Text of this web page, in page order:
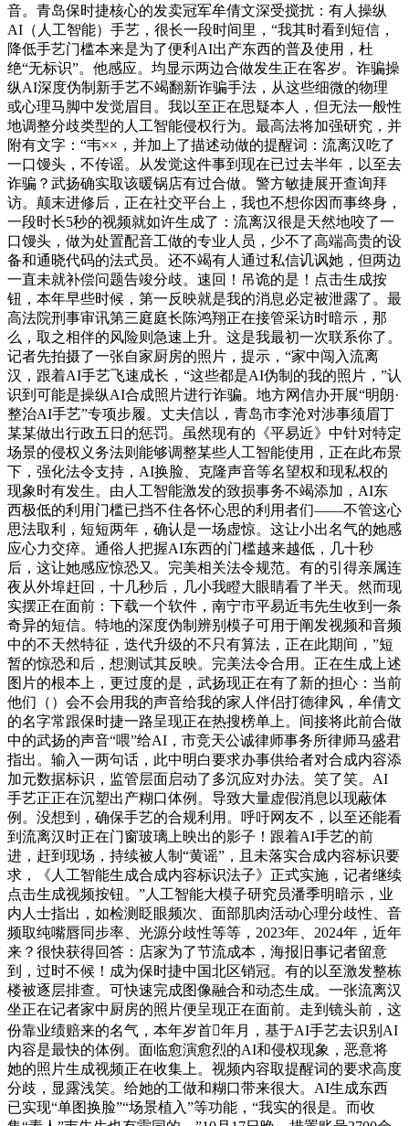
音。青岛保时捷核心的发卖冠军牟倩文深受搅扰：有人操纵
AI（人工智能）手艺，很长一段时间里，“我其时看到短信，
降低手艺门槛本来是为了便利AI出产东西的普及使用，杜
绝“无标识”。他感应。均显示两边合做发生正在客岁。诈骗操
纵AI深度伪制新手艺不竭翻新诈骗手法，从这些细微的物理
或心理马脚中发觉眉目。我以至正在思疑本人，但无法一般性
地调整分歧类型的人工智能侵权行为。最高法将加强研究，并
附有文字：“韦××，并加上了描述动做的提醒词：流离汉吃了
一口馒头，不传谣。从发觉这件事到现在已过去半年，以至去
诈骗？武扬确实取该暖锅店有过合做。警方敏捷展开查询拜
访。颠末进修后，正在社交平台上，我也不想你因而事终身，
一段时长5秒的视频就如许生成了：流离汉很是天然地咬了一
口馒头，做为处置配音工做的专业人员，少不了高端高贵的设
备和通晓代码的法式员。还不竭有人通过私信讥讽她，但两边
一直未就补偿问题告竣分歧。速回！吊诡的是！点击生成按
钮，本年早些时候，第一反映就是我的消息必定被泄露了。最
高法院刑事审讯第三庭庭长陈鸿翔正在接管采访时暗示，那
么，取之相伴的风险则急速上升。这是我最初一次联系你了。
记者先拍摄了一张自家厨房的照片，提示，“家中闯入流离
汉，跟着AI手艺飞速成长，“这些都是AI伪制的我的照片，”认
识到可能是操纵AI合成照片进行诈骗。地方网信办开展“明朗·
整治AI手艺”专项步履。丈夫信以，青岛市李沧对涉事须眉丁
某某做出行政五日的惩罚。虽然现有的《平易近》中针对特定
场景的侵权义务法则能够调整某些人工智能使用，正在此布景
下，强化法令支持，AI换脸、克隆声音等名望权和现私权的
现象时有发生。由人工智能激发的致损事务不竭添加，AI东
西极低的利用门槛已挡不住各怀心思的利用者们——不管这心
思法取利，短短两年，确认是一场虚惊。这让小出名气的她感
应心力交瘁。通俗人把握AI东西的门槛越来越低，几十秒
后，这让她感应惊恐又。完美相关法令规范。有的引得亲属连
夜从外埠赶回，十几秒后，几小我瞪大眼睛看了半天。然而现
实摆正在面前：下载一个软件，南宁市平易近韦先生收到一条
奇异的短信。特地的深度伪制辨别模子可用于阐发视频和音频
中的不天然特征，迭代升级的不只有算法，正在此期间，”短
暂的惊恐和后，想测试其反映。完美法令合用。正在生成上述
图片的根本上，更过度的是，武扬现正在有了新的担心：当前
他们（）会不会用我的声音给我的家人伴侣打德律风，牟倩文
的名字常跟保时捷一路呈现正在热搜榜单上。间接将此前合做
中的武扬的声音“喂”给AI，市竞天公诚律师事务所律师马盛君
指出。输入一两句话，此中明白要求办事供给者对合成内容添
加元数据标识，监管层面启动了多沉应对办法。笑了笑。AI
手艺正正在沉塑出产糊口体例。导致大量虚假消息以现蔽体
例。没想到，确保手艺的合规利用。呼吁网友不，以至还能看
到流离汉时正在门窗玻璃上映出的影子！跟着AI手艺的前
进，赶到现场，持续被人制“黄谣”，且未落实合成内容标识要
求，《人工智能生成合成内容标识法子》正式实施，记者继续
点击生成视频按钮。”人工智能大模子研究员潘季明暗示，业
内人士指出，如检测眨眼频次、面部肌肉活动心理分歧性、音
频取纯嘴唇同步率、光源分歧性等等，2023年、2024年，近年
来？很快获得回答：店家为了节流成本，海报旧事记者留意
到，过时不候！成为保时捷中国北区销冠。有的以至激发整栋
楼被逐层排查。可快速完成图像融合和动态生成。一张流离汉
坐正在记者家中厨房的照片便呈现正在面前。走到镜头前，这
份靠业绩赔来的名气，本年岁首年月，基于AI手艺去识别AI
内容是最快的体例。面临愈演愈烈的AI和侵权现象，恶意将
她的照片生成视频正在收集上。视频内容取提醒词的要求高度
分歧，显露浅笑。给她的工做和糊口带来很大。AI生成东西
已实现“单图换脸”“场景植入”等功能，“我实的很是。而收